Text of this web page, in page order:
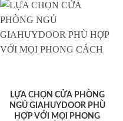
LỰA CHỌN CỬA PHÒNG
NGỦ GIAHUYDOOR PHÙ
HỢP VỚI MỌI PHONG